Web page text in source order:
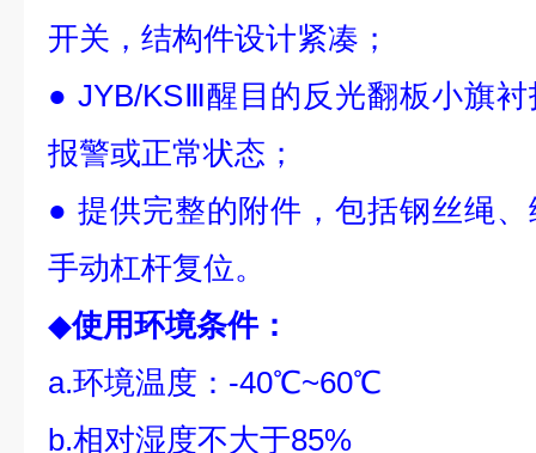
开关，结构件设计紧凑；
● JYB/KSⅢ醒目的反光翻板小旗
报警或正常状态；
● 提供完整的附件，包括钢丝绳
手动杠杆复位。
◆使用环境条件：
a.环境温度：-40℃~60℃
b.相对湿度不大于85%